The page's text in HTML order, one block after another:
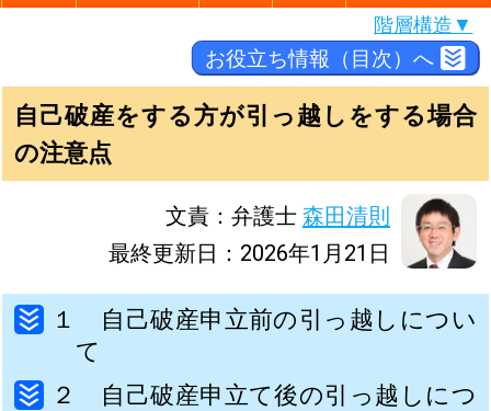
階層構造▼
お役立ち情報（目次）へ
自己破産をする方が引っ越しをする場合
の注意点
文責：弁護士 森田清則
最終更新日：2026年1月21日
１ 自己破産申立前の引っ越しについ
て
２ 自己破産申立て後の引っ越しにつ